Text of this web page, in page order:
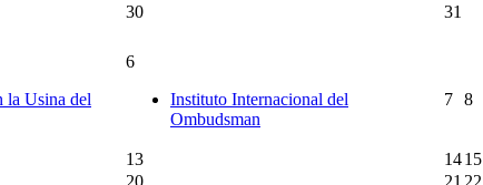
30 31
la Usina del
6
Instituto Internacional del
Ombudsman
7 8
13 1415
20 21 22